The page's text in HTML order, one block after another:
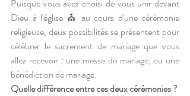
Puisque vous avez choisi de vous unir devant
Dieu à l'église ⛪ au cours d'une cérémonie
religieuse, deux possibilités se présentent pour
célébrer le sacrement de mariage que vous
allez recevoir : une messe de mariage, ou une
bénédiction de mariage.
Quelle différence entre ces deux cérémonies ?